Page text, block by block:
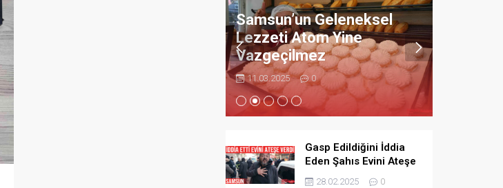
Samsun’un Geleneksel
Lezzeti Atom Yine
Vazgeçilmez
11.03.2025 0
Gasp Edildiğini İddia
Eden Şahıs Evini Ateşe
Verdi
28.02.2025 0